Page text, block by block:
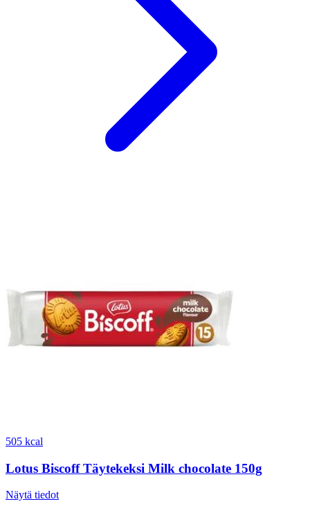
505 kcal
Lotus Biscoff Täytekeksi Milk chocolate 150g
Näytä tiedot